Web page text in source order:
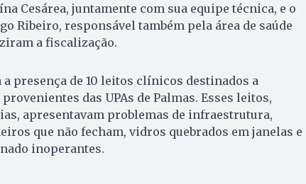
Cesárea, juntamente com sua equipe técnica, e o
Ribeiro, responsável também pela área de saúde
a fiscalização.
presença de 10 leitos clínicos destinados a
das UPAs de Palmas. Esses leitos,
apresentavam problemas de infraestrutura,
que não fecham, vidros quebrados em janelas e
inoperantes.